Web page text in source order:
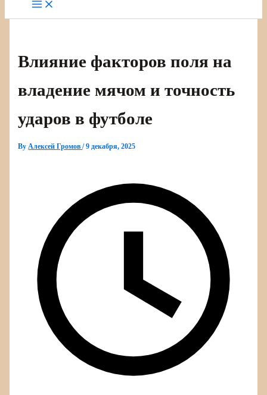
Влияние факторов поля на
владение мячом и точность
ударов в футболе
By Алексей Громов/9 декабря, 2025